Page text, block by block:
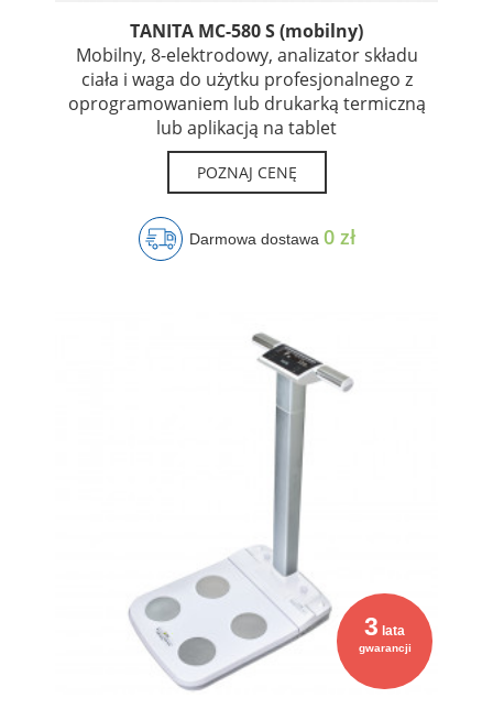
TANITA MC-580 S (mobilny)
Mobilny, 8-elektrodowy, analizator składu
ciała i waga do użytku profesjonalnego z
oprogramowaniem lub drukarką termiczną
lub aplikacją na tablet
POZNAJ CENĘ
Darmowa dostawa 0 zł
3 lata
gwarancji